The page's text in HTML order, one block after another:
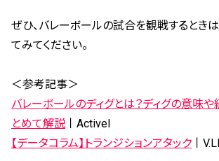
ぜひ、バレーボールの試合を観戦するとき
てみてください。
＜参考記事＞
バレーボールのディグとは？ディグの意味
とめて解説 丨Activel
【データコラム】トランジションアタック 丨